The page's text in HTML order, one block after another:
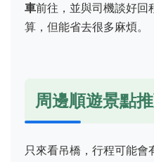
車前往，並與司機談好回
算，但能省去很多麻煩。
周邊順遊景點
只來看吊橋，行程可能會